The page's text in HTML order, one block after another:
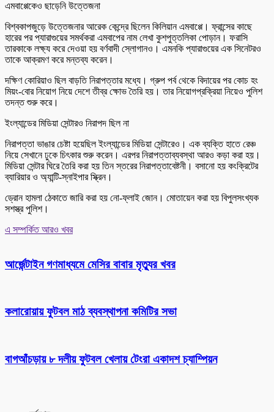
এমবাপ্পেকেও ছাড়েনি উত্তেজনা
বিশ্বকাপজুড়ে উত্তেজনার আরেক কেন্দ্রে ছিলেন কিলিয়ান এমবাপ্পে। ফ্রান্সের কাছে
হারের পর প্যারাগুয়ের সমর্থকরা এমবাপের নাম লেখা কুশপুত্তলিকা পোড়ান। ফরাসি
তারকাকে লক্ষ্য করে দেওয়া হয় বর্ণবাদী স্লোগানও। এমনকি প্যারাগুয়ের এক সিনেটরও
তাকে আক্রমণ করে মন্তব্য করেন।
দক্ষিণ কোরিয়াও ছিল বাড়তি নিরাপত্তার মধ্যে। গ্রুপ পর্ব থেকে বিদায়ের পর কোচ হং
মিয়ং-বোর নিয়োগ নিয়ে দেশে তীব্র ক্ষোভ তৈরি হয়। তার নিয়োগপ্রক্রিয়া নিয়েও পুলিশ
তদন্ত শুরু করে।
ইংল্যান্ডের মিডিয়া সেন্টারও নিরাপদ ছিল না
নিরাপত্তা ভাঙার চেষ্টা হয়েছিল ইংল্যান্ডের মিডিয়া সেন্টারেও। এক ব্যক্তি হাতে রেঞ্চ
নিয়ে সেখানে ঢুকে চিৎকার শুরু করেন। এরপর নিরাপত্তাব্যবস্থা আরও কড়া করা হয়।
মিডিয়া সেন্টার ঘিরে তৈরি করা হয় তিন স্তরের নিরাপত্তাবেষ্টনী। বসানো হয় কংক্রিটের
ব্যারিয়ার ও অ্যান্টি-স্নাইপার স্ক্রিন।
ড্রোন হামলা ঠেকাতে জারি করা হয় নো-ফ্লাই জোন। মোতায়েন করা হয় বিপুলসংখ্যক
সশস্ত্র পুলিশ।
এ সম্পর্কিত আরও খবর
আর্জেন্টাইন গণমাধ্যমে মেসির বাবার মৃত্যুর খবর
কলারোয়ায় ফুটবল মাঠ ব্যবস্থাপনা কমিটির সভা
বাগআঁচড়ায় ৮ দলীয় ফুটবল খেলায় টেংরা একাদশ চ্যাম্পিয়ন